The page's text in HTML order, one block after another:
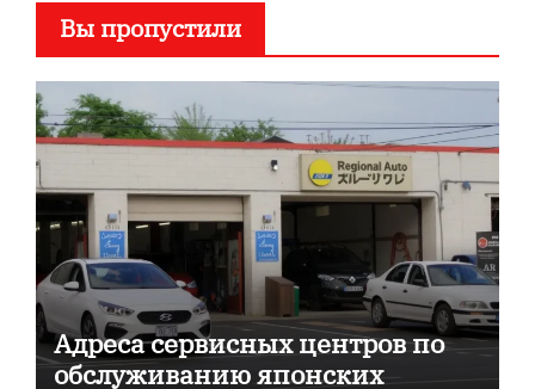
Вы пропустили
Адреса сервисных центров по
обслуживанию японских